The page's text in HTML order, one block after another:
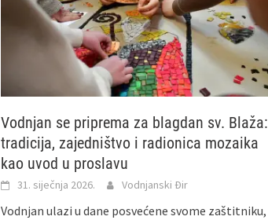
Vodnjan se priprema za blagdan sv. Blaža:
tradicija, zajedništvo i radionica mozaika
kao uvod u proslavu
31. siječnja 2026. Vodnjanski Đir
Vodnjan ulazi u dane posvećene svome zaštitniku,